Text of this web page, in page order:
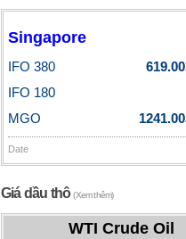
Singapore
IFO 380 619.00
IFO 180
MGO
1241.00
Date
Giá dầu thô(Xem thêm)
WTI Crude Oil